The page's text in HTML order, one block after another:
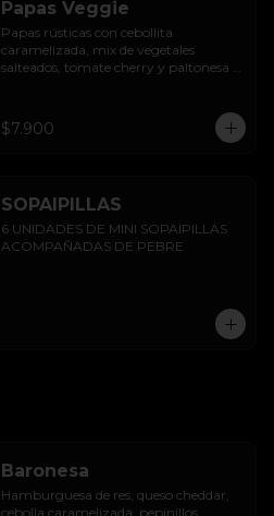
Papas Veggie
Papas rústicas con cebollita
caramelizada, mix de vegetales
salteados, tomate cherry y paltonesa
$7.900
SOPAIPILLAS
6 UNIDADES DE MINI SOPAIPILLAS
ACOMPAÑADAS DE PEBRE
Baronesa
Hamburguesa de res, queso cheddar,
cebolla caramelizada, pepinillos,